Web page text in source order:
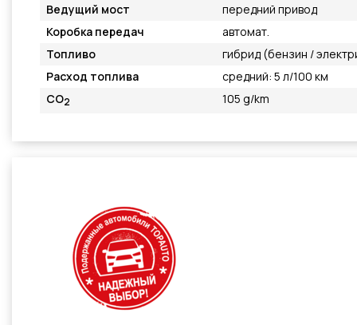
Ведущий мост
передний привод
Коробка передач
автомат.
Топливо
гибрид (бензин /
Расход топлива
средний: 5 л/100 км
CO2 105 g/km